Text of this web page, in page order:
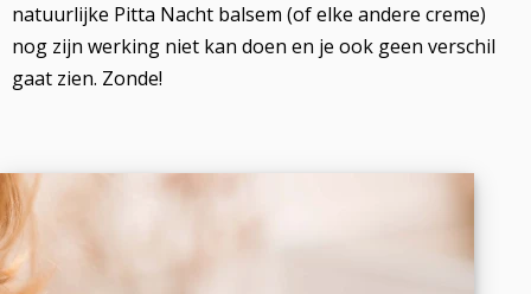
natuurlijke Pitta Nacht balsem (of elke andere creme)
nog zijn werking niet kan doen en je ook geen verschil
gaat zien. Zonde!